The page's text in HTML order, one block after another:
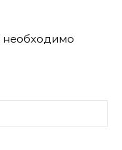
необходимо